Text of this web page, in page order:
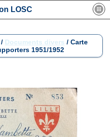
LOSC
/ Documents divers / Carte
1951/1952